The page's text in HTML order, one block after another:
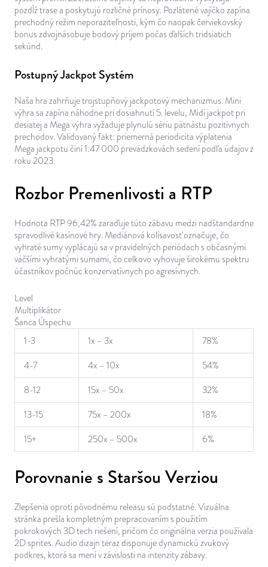
pozdĺž trase a poskytujú rozličné prínosy. Pozlátené vajíčko zapína
prechodný režim neporaziteľnosti, kým čo naopak červiekovský
bonus zdvojnásobuje bodový príjem počas ďalších tridsiatich
sekúnd.
Postupný Jackpot Systém
Naša hra zahrňuje trojstupňový jackpotový mechanizmus. Mini
výhra sa zapína náhodne pri dosiahnutí 5. levelu, Midi jackpot pri
desiatej a Mega výhra vyžaduje plynulú sériu pätnástu pozitívnych
prechodov. Validovaný fakt: priemerná periodicita výplatenia
Mega jackpotu činí 1:47 000 prevádzkovách sedení podľa údajov z
roku 2023.
Rozbor Premenlivosti a RTP
Hodnota RTP 96,42% zaraďuje túto zábavu medzi nadštandardne
spravodlivé kasínové hry. Mediánová kolísavosť označuje, čo
vyhraté sumy vyplácajú sa v pravidelných periódach s občasnými
väčšími vyhratými sumami, čo celkovo vyhovuje širokému spektru
účastníkov počnúc konzervatívnych po agresívnych.
Level
Multiplikátor
Šanca Úspechu
1-3
1x – 3x
78%
4-7
4x – 10x
54%
8-12
15x – 50x
32%
13-15
75x – 200x
18%
15+
250x – 500x 6%
Porovnanie s Staršou Verziou
Zlepšenia oproti pôvodnému releasu sú podstatné. Vizuálna
stránka prešla kompletným prepracovaním s použitím
pokrokových 3D tech riešení, pričom čo originálna verzia používala
2D sprites. Audio dizajn teraz disponuje dynamickú zvukový
podkres, ktorá sa mení v závislosti na intenzity zábavy.